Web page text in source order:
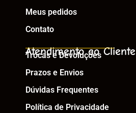
Meus pedidos
Contato
Atendimento ao Cliente
Trocas e Devoluções
Prazos e Envios
Dúvidas Frequentes
Política de Privacidade